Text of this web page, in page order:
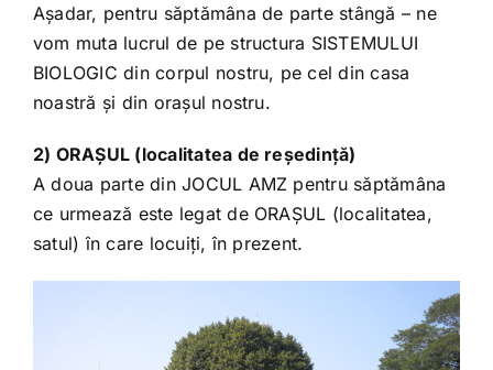
Așadar, pentru săptămâna de parte stângă – ne
vom muta lucrul de pe structura SISTEMULUI
BIOLOGIC din corpul nostru, pe cel din casa
noastră și din orașul nostru.
2) ORAȘUL (localitatea de reședință)
A doua parte din JOCUL AMZ pentru săptămâna
ce urmează este legat de ORAȘUL (localitatea,
satul) în care locuiți, în prezent.